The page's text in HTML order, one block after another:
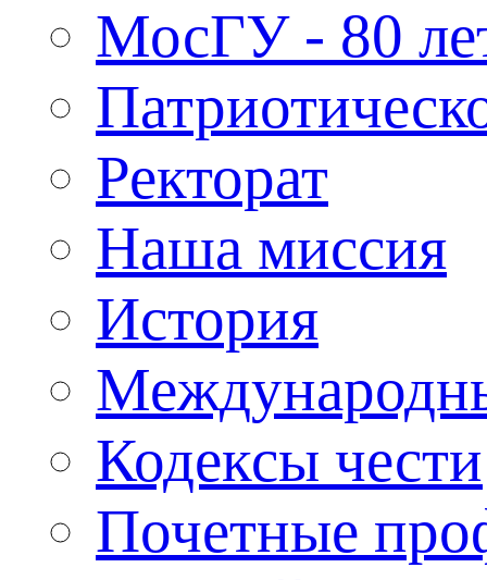
МосГУ - 80
Ректорат
Наша миссия
История
Кодексы чести
Почетные